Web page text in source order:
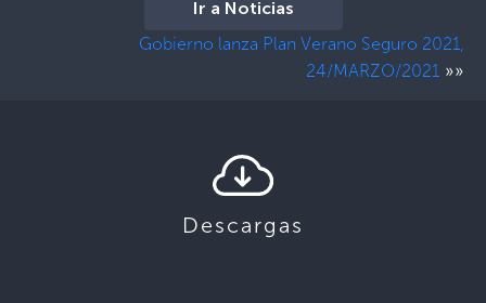
Ir a Noticias
Gobierno lanza Plan Verano Seguro 2021,
24/MARZO/2021 »»
Descargas